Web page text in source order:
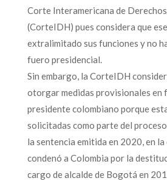
Corte Interamericana de
(CorteIDH) pues considera que
extralimitado sus funciones y no
fuero presidencial.
Sin embargo, la CorteIDH
otorgar medidas provisionales en
presidente colombiano porque
solicitadas como parte del
la sentencia emitida en 2020, en
condenó a Colombia por la
cargo de alcalde de Bogotá en